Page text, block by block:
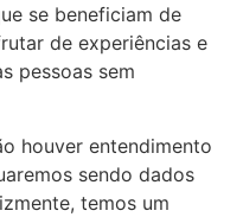
se beneficiam de
de experiências e
pessoas sem
houver entendimento
sendo dados
temos um